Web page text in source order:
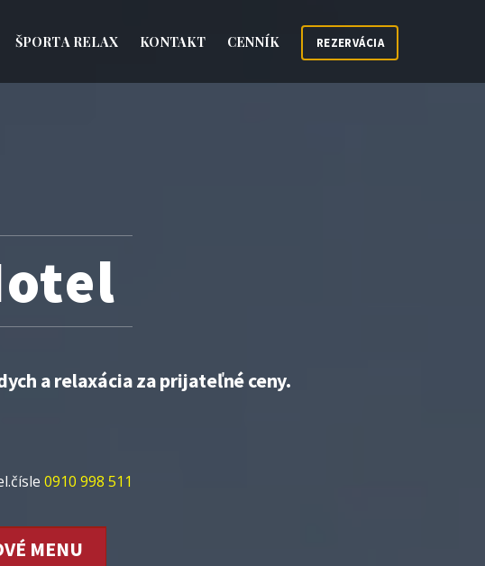
ŠPORT A RELAX KONTAKT CENNÍK REZERVÁCIA
a relaxácia za prijateľné ceny.
0910 998 511
MENU